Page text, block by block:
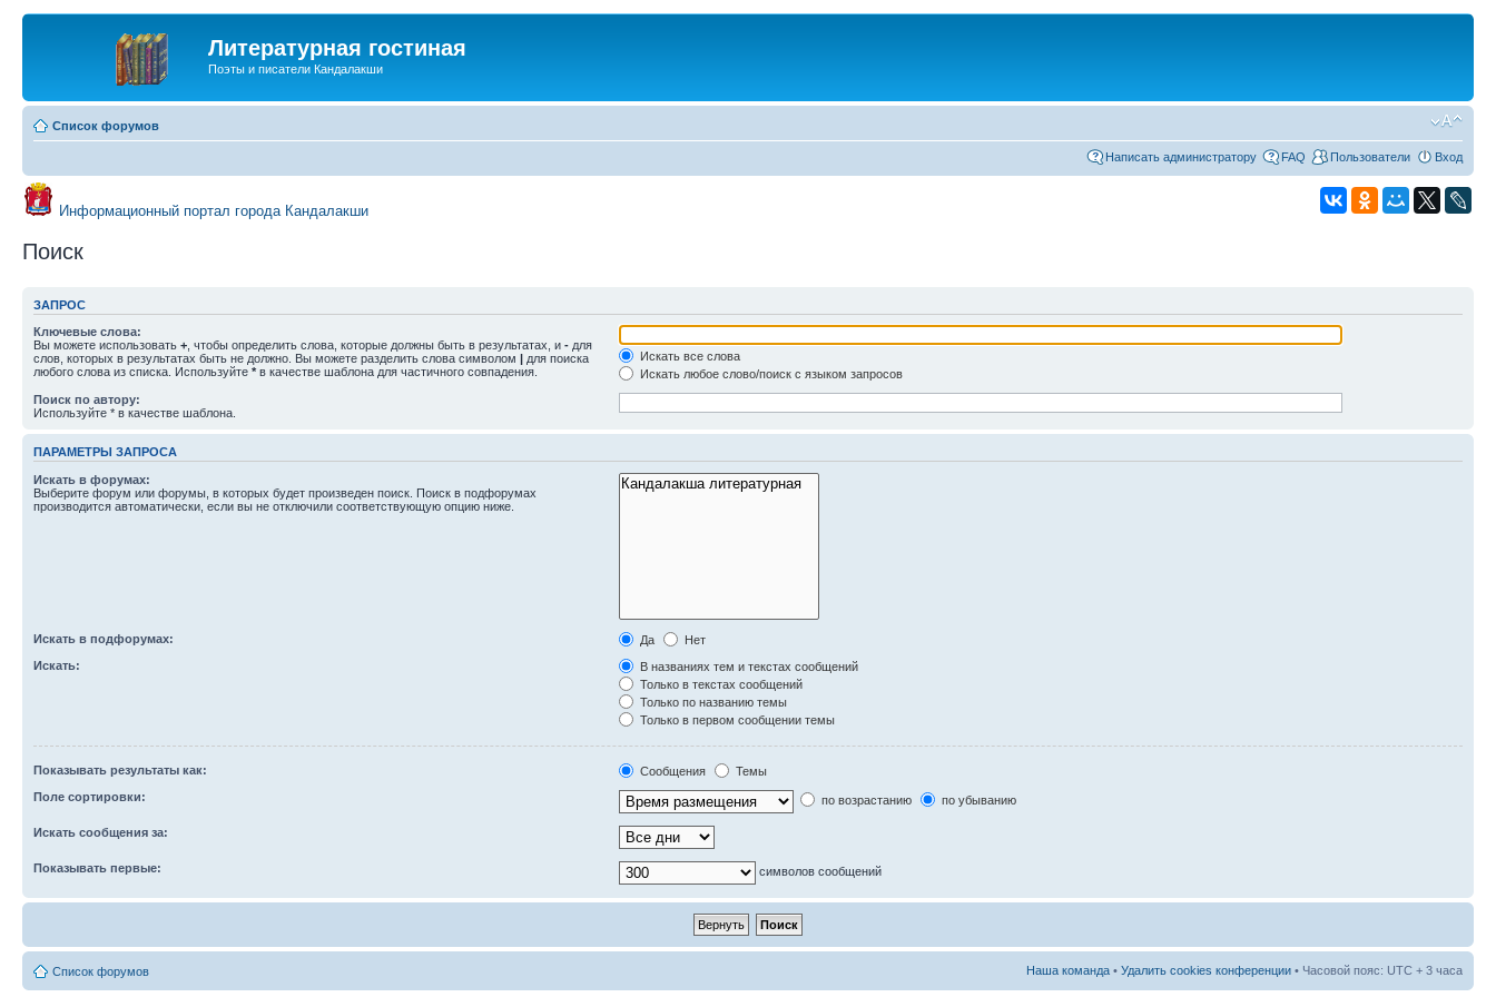
Литературная гостиная
Поэты и писатели Кандалакши
Список форумов
Написать администратору FAQ Пользователи Вход
Информационный портал города Кандалакши
Поиск
ЗАПРОС
Ключевые слова:
Вы можете использовать + , чтобы определить слова, которые должны быть в результатах, и - для
слов, которых в результатах быть не должно. Вы можете разделить слова символом | для поиска
любого слова из списка. Используйте * в качестве шаблона для частичного совпадения.
Искать все слова
Искать любое слово/поиск с языком запросов
Поиск по автору:
Используйте * в качестве шаблона.
ПАРАМЕТРЫ ЗАПРОСА
Искать в форумах:
Выберите форум или форумы, в которых будет произведен поиск. Поиск в подфорумах
производится автоматически, если вы не отключили соответствующую опцию ниже.
Искать в подфорумах: Да
Нет
Искать:
В названиях тем и текстах сообщений
Только в текстах сообщений
Только по названию темы
Только в первом сообщении темы
Показывать результаты как: Сообщения
Темы
Поле сортировки:
по возрастанию по убыванию
Искать сообщения за:
Показывать первые: символов сообщений
Список форумов Наша команда • Удалить cookies конференции • Часовой пояс: UTC + 3 часа